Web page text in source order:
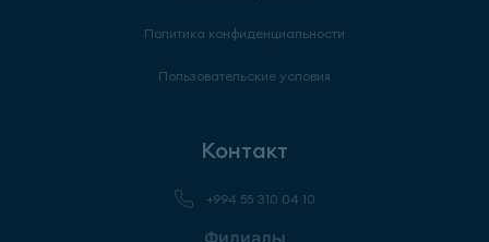
Политика конфиденциальности
Пользовательские условия
Контакт
+994 55 310 04 10
Филиалы